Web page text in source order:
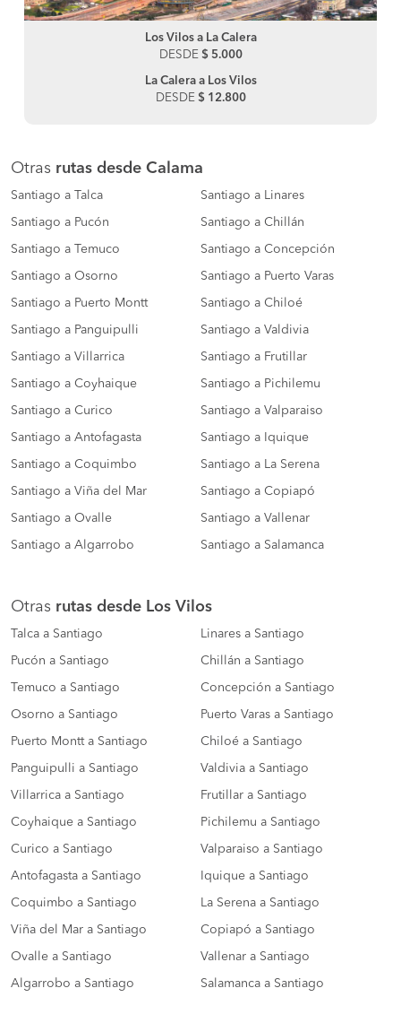
Los Vilos a La Calera
DESDE $ 5.000
La Calera a Los Vilos
DESDE $ 12.800
Otras rutas desde Calama
Santiago a Talca Santiago a Linares
Santiago a Pucón Santiago a Chillán
Santiago a Temuco Santiago a Concepción
Santiago a Osorno Santiago a Puerto Varas
Santiago a Puerto Montt Santiago a Chiloé
Santiago a Panguipulli Santiago a Valdivia
Santiago a Villarrica Santiago a Frutillar
Santiago a Coyhaique Santiago a Pichilemu
Santiago a Curico Santiago a Valparaiso
Santiago a Antofagasta Santiago a Iquique
Santiago a Coquimbo Santiago a La Serena
Santiago a Viña del Mar Santiago a Copiapó
Santiago a Ovalle Santiago a Vallenar
Santiago a Algarrobo Santiago a Salamanca
Otras rutas desde Los Vilos
Talca a Santiago Linares a Santiago
Pucón a Santiago Chillán a Santiago
Temuco a Santiago Concepción a Santiago
Osorno a Santiago Puerto Varas a Santiago
Puerto Montt a Santiago Chiloé a Santiago
Panguipulli a Santiago Valdivia a Santiago
Villarrica a Santiago Frutillar a Santiago
Coyhaique a Santiago Pichilemu a Santiago
Curico a Santiago Valparaiso a Santiago
Antofagasta a Santiago Iquique a Santiago
Coquimbo a Santiago La Serena a Santiago
Viña del Mar a Santiago Copiapó a Santiago
Ovalle a Santiago Vallenar a Santiago
Algarrobo a Santiago Salamanca a Santiago